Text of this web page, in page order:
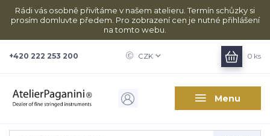
Rádi vás osobně přivítáme v našem atelieru. Termín schůzky si
prosím domluvte předem. Pro zobrazení cen je nutné přihlášení
na tomto webu.
Menu
CZK
+420 222 253 200 0 ks